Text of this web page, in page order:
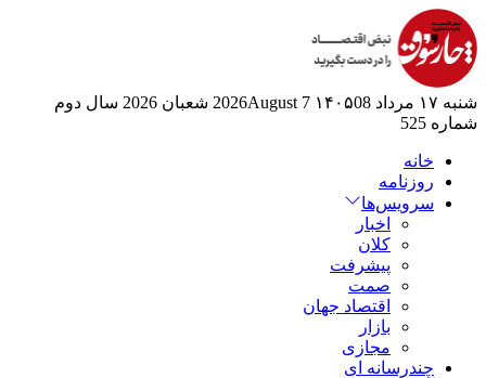
شنبه ۱۷ مرداد ۱۴۰۵ 08 2026August 7 شعبان 2026
سال دوم
شماره 525
خانه
روزنامه
سرویس‌ها
اخبار
کلان
پیشرفت
صمت
اقتصاد جهان
بازار
مجازی
چندرسانه ای